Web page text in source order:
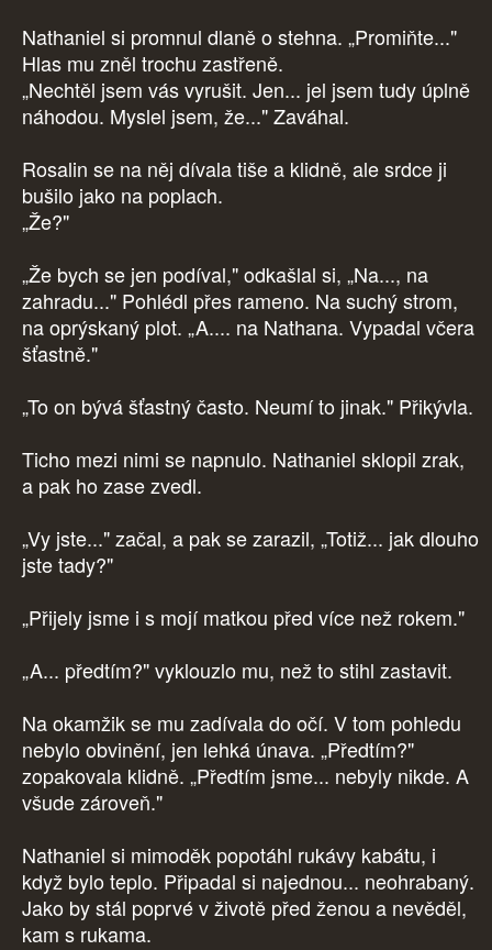
Nathaniel si promnul dlaně o stehna. „Promiňte..."
Hlas mu zněl trochu zastřeně.
„Nechtěl jsem vás vyrušit. Jen... jel jsem tudy úplně
náhodou. Myslel jsem, že..." Zaváhal.
Rosalin se na něj dívala tiše a klidně, ale srdce ji
bušilo jako na poplach.
„Že?"
„Že bych se jen podíval," odkašlal si, „Na..., na
zahradu..." Pohlédl přes rameno. Na suchý strom,
na oprýskaný plot. „A.... na Nathana. Vypadal včera
šťastně."
„To on bývá šťastný často. Neumí to jinak." Přikývla.
Ticho mezi nimi se napnulo. Nathaniel sklopil zrak,
a pak ho zase zvedl.
„Vy jste..." začal, a pak se zarazil, „Totiž... jak dlouho
jste tady?"
„Přijely jsme i s mojí matkou před více než rokem."
„A... předtím?" vyklouzlo mu, než to stihl zastavit.
Na okamžik se mu zadívala do očí. V tom pohledu
nebylo obvinění, jen lehká únava. „Předtím?"
zopakovala klidně. „Předtím jsme... nebyly nikde. A
všude zároveň."
Nathaniel si mimoděk popotáhl rukávy kabátu, i
když bylo teplo. Připadal si najednou... neohrabaný.
Jako by stál poprvé v životě před ženou a nevěděl,
kam s rukama.